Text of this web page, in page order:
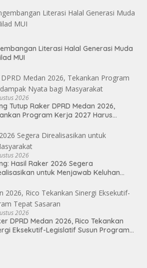
Literasi Halal Generasi Muda
MUI
2026
Tutup Raker DPRD Medan 2026,
Program Kerja 2027 Harus
2026
Hasil Raker 2026 Segera
untuk Menjawab Keluhan
2026
DPRD Medan 2026, Rico Tekankan
Eksekutif-Legislatif Susun Program